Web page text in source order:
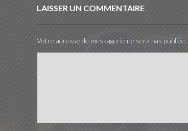
LAISSER UN COMMENTAIRE
Votre adresse de messagerie ne sera pas publiée.